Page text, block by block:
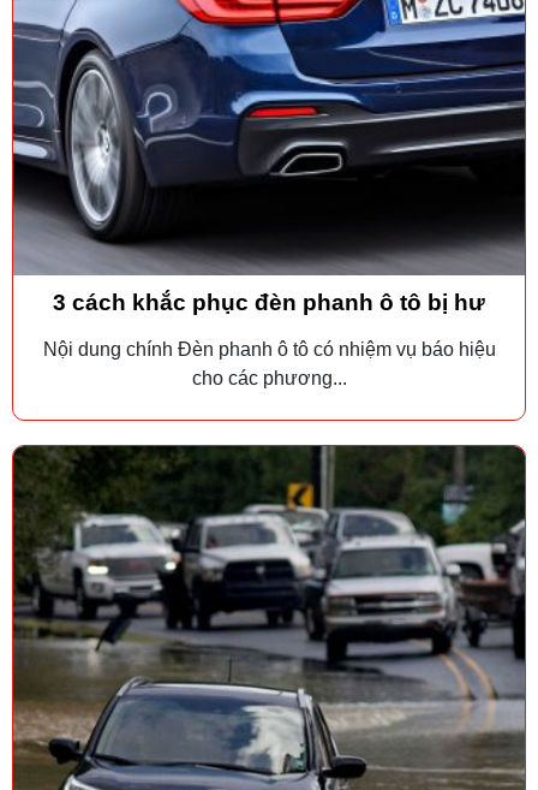
3 cách khắc phục đèn phanh ô tô bị hư
Nội dung chính Đèn phanh ô tô có nhiệm vụ báo hiệu
cho các phương...